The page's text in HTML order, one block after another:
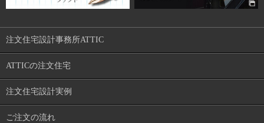
注文住宅設計事務所ATTIC
ATTICの注文住宅
注文住宅設計実例
ご注文の流れ